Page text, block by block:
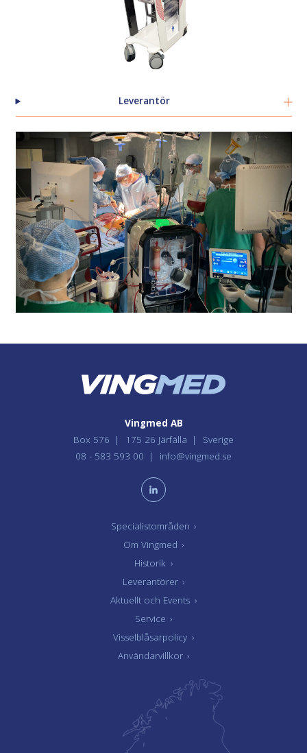
Leverantör
Specialistområden ›
Om Vingmed ›
Historik ›
Leverantörer ›
Aktuellt och Events ›
Service ›
Visselblåsarpolicy ›
Användarvillkor ›
Vingmed AB
Box 576
175 26 Järfälla
Sverige
08 - 583 593 00
info@vingmed.se